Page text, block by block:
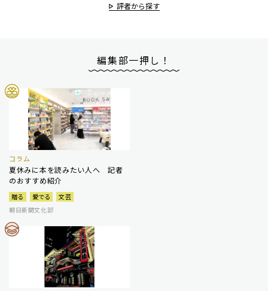
評者から探す
編集部一押し！
コラム
夏休みに本を読みたい人へ 記者
のおすすめ紹介
贈る 愛でる
文芸
朝日新聞文化部